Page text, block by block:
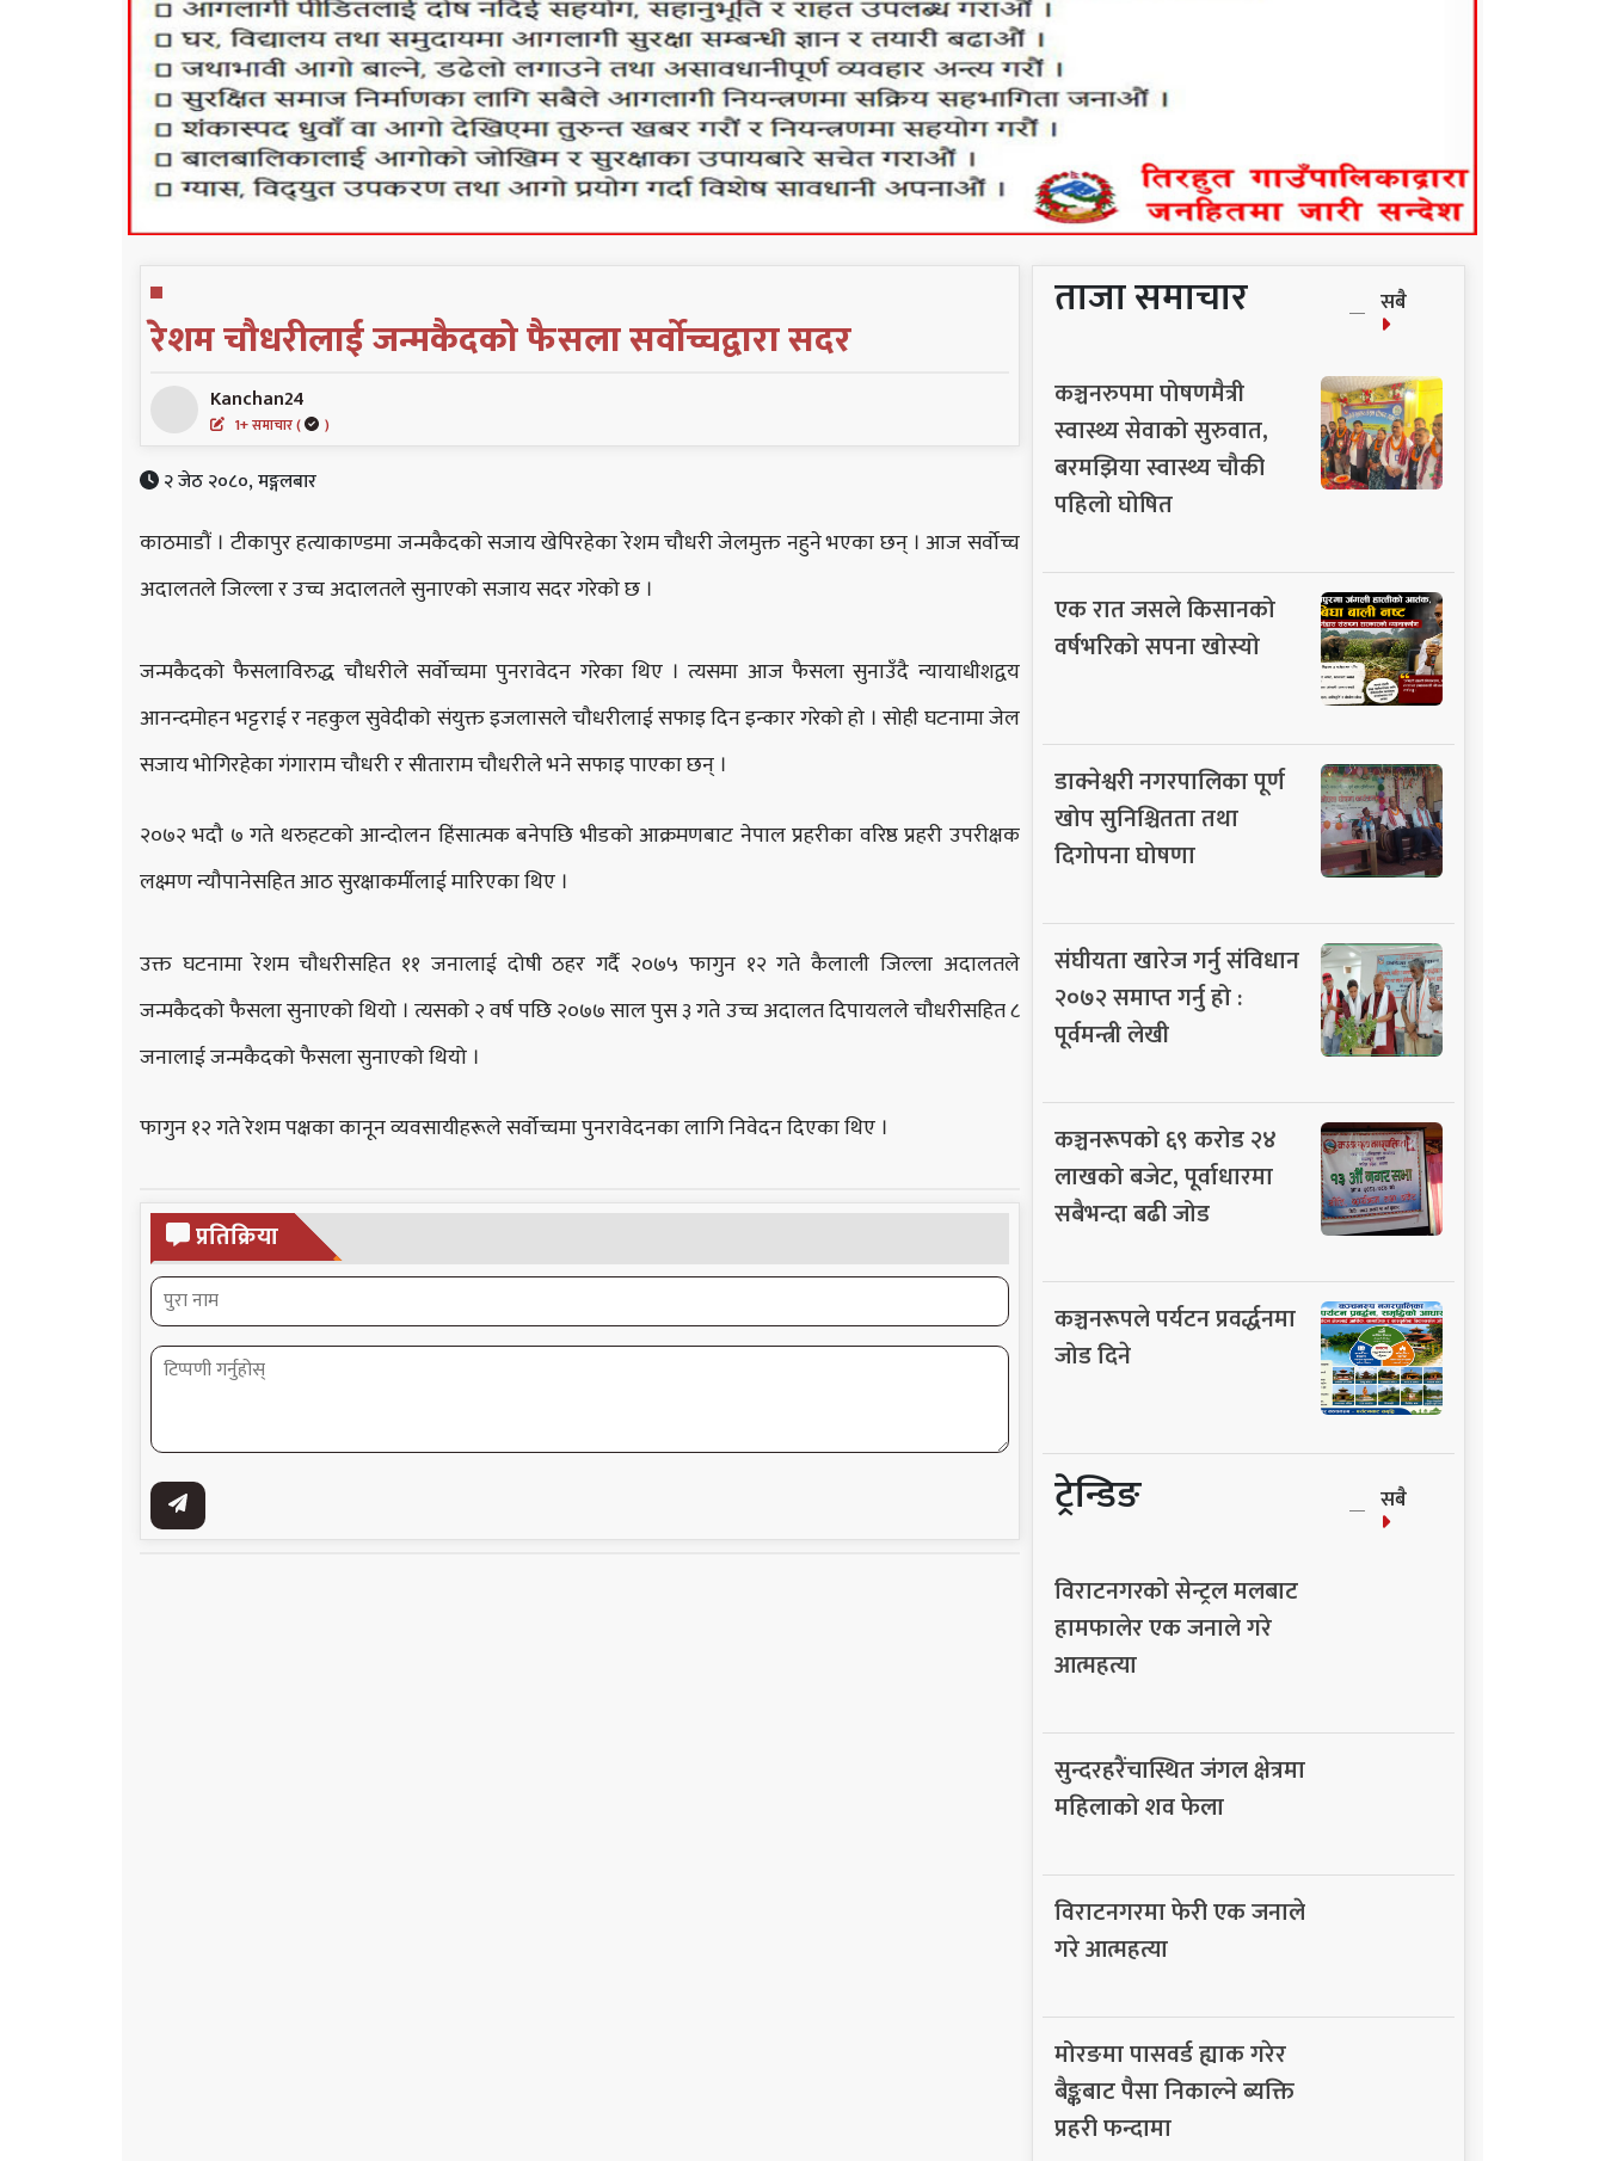
रेशम चौधरीलाई जन्मकैदको फैसला सर्वोच्चद्वारा सदर
Kanchan24
1+ समाचार ( )
२ जेठ २०८०, मङ्गलबार
काठमाडौं । टीकापुर हत्याकाण्डमा जन्मकैदको सजाय खेपिरहेका रेशम चौधरी जेलमुक्त नहुने भएका छन् । आज सर्वोच्च
अदालतले जिल्ला र उच्च अदालतले सुनाएको सजाय सदर गरेको छ ।
जन्मकैदको फैसलाविरुद्ध चौधरीले सर्वोच्चमा पुनरावेदन गरेका थिए । त्यसमा आज फैसला सुनाउँदै न्यायाधीशद्वय
आनन्दमोहन भट्टराई र नहकुल सुवेदीको संयुक्त इजलासले चौधरीलाई सफाइ दिन इन्कार गरेको हो । सोही घटनामा जेल
सजाय भोगिरहेका गंगाराम चौधरी र सीताराम चौधरीले भने सफाइ पाएका छन् ।
२०७२ भदौ ७ गते थरुहटको आन्दोलन हिंसात्मक बनेपछि भीडको आक्रमणबाट नेपाल प्रहरीका वरिष्ठ प्रहरी उपरीक्षक
लक्ष्मण न्यौपानेसहित आठ सुरक्षाकर्मीलाई मारिएका थिए ।
उक्त घटनामा रेशम चौधरीसहित ११ जनालाई दोषी ठहर गर्दै २०७५ फागुन १२ गते कैलाली जिल्ला अदालतले
जन्मकैदको फैसला सुनाएको थियो । त्यसको २ वर्ष पछि २०७७ साल पुस ३ गते उच्च अदालत दिपायलले चौधरीसहित ८
जनालाई जन्मकैदको फैसला सुनाएको थियो ।
फागुन १२ गते रेशम पक्षका कानून व्यवसायीहरूले सर्वोच्चमा पुनरावेदनका लागि निवेदन दिएका थिए ।
प्रतिक्रिया
ताजा समाचार सबै
कञ्चनरुपमा पोषणमैत्री
स्वास्थ्य सेवाको सुरुवात,
बरमझिया स्वास्थ्य चौकी
पहिलो घोषित
एक रात जसले किसानको
वर्षभरिको सपना खोस्यो
डाक्नेश्वरी नगरपालिका पूर्ण
खोप सुनिश्चितता तथा
दिगोपना घोषणा
संघीयता खारेज गर्नु संविधान
२०७२ समाप्त गर्नु हो :
पूर्वमन्त्री लेखी
कञ्चनरूपको ६९ करोड २४
लाखको बजेट, पूर्वाधारमा
सबैभन्दा बढी जोड
कञ्चनरूपले पर्यटन प्रवर्द्धनमा
जोड दिने
ट्रेन्डिङ सबै
विराटनगरको सेन्ट्रल मलबाट
हामफालेर एक जनाले गरे
आत्महत्या
सुन्दरहरैंचास्थित जंगल क्षेत्रमा
महिलाको शव फेला
विराटनगरमा फेरी एक जनाले
गरे आत्महत्या
मोरङमा पासवर्ड ह्याक गरेर
बैङ्कबाट पैसा निकाल्ने ब्यक्ति
प्रहरी फन्दामा